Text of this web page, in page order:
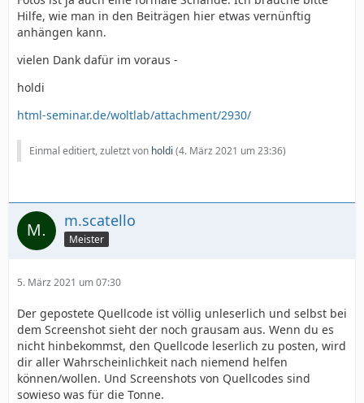
Hilfe, wie man in den Beiträgen hier etwas vernünftig
anhängen kann.
vielen Dank dafür im voraus -
holdi
html-seminar.de/woltlab/attachment/2930/
Einmal editiert, zuletzt von holdi (4. März 2021 um 23:36)
m.scatello
Meister
5. März 2021 um 07:30
Der gepostete Quellcode ist völlig unleserlich und selbst bei
dem Screenshot sieht der noch grausam aus. Wenn du es
nicht hinbekommst, den Quellcode leserlich zu posten, wird
dir aller Wahrscheinlichkeit nach niemend helfen
können/wollen. Und Screenshots von Quellcodes sind
sowieso was für die Tonne.